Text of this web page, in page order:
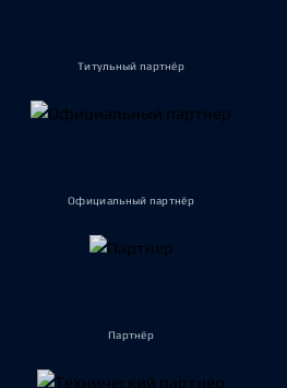
Титульный партнёр
Официальный партнёр
Партнёр